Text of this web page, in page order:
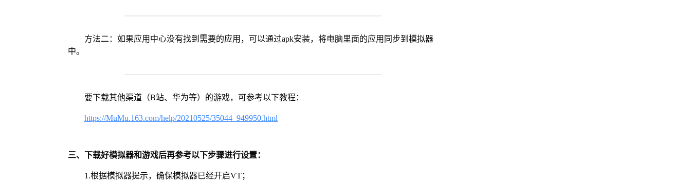
方法二：如果应用中心没有找到需要的应用，可以通过apk安装，将电脑里面的应用同步到模拟器
中。
要下载其他渠道（B站、华为等）的游戏，可参考以下教程：
https://MuMu.163.com/help/20210525/35044_949950.html
三、下载好模拟器和游戏后再参考以下步骤进行设置：
1.根据模拟器提示，确保模拟器已经开启VT；